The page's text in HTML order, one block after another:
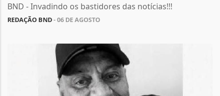
BND - Invadindo os bastidores das notícias!!!
REDAÇÃO BND- 06 DE AGOSTO